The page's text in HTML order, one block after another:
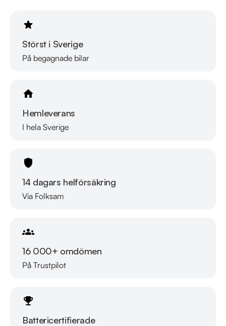
Störst i Sverige
På begagnade bilar
Hemleverans
I hela Sverige
14 dagars helförsäkring
Via Folksam
16 000+ omdömen
På Trustpilot
Battericertifierade